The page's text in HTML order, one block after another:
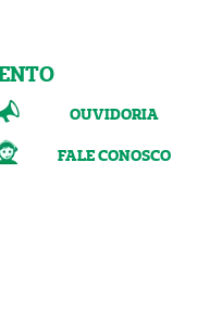
OUVIDORIA
FALE CONOSCO